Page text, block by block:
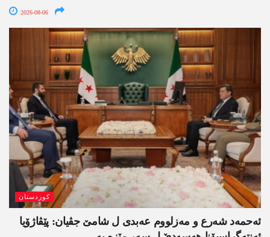
2026-08-06
کوردستان
ئەحمەد شەرع و مەزلووم عەبدی ل شامێ جڤیان: پێڤاژۆیا